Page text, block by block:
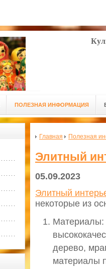
ПОЛЕЗНАЯ ИНФОРМАЦИЯ
Главная Полезная
Элитный
05.09.2023
Элитный
некоторые из
Материалы:
дерево,
материалы